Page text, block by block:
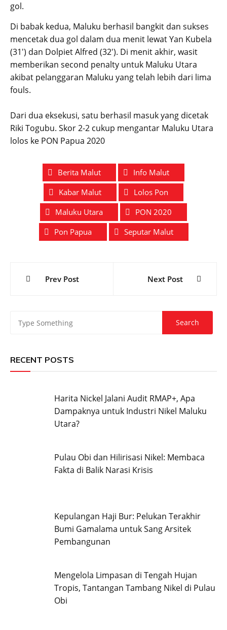
gol.
Di babak kedua, Maluku berhasil bangkit dan sukses
mencetak dua gol dalam dua menit lewat Yan Kubela
(31′) dan Dolpiet Alfred (32′). Di menit akhir, wasit
memberikan second penalty untuk Maluku Utara
akibat pelanggaran Maluku yang telah lebih dari lima
fouls.
Dari dua eksekusi, satu berhasil masuk yang dicetak
Riki Togubu. Skor 2-2 cukup mengantar Maluku Utara
lolos ke PON Papua 2020
Berita Malut
Info Malut
Kabar Malut
Lolos Pon
Maluku Utara
PON 2020
Pon Papua
Seputar Malut
navigation
Prev Post Next Post
RECENT POSTS
Harita Nickel Jalani Audit RMAP+, Apa
Dampaknya untuk Industri Nikel Maluku
Utara?
Pulau Obi dan Hilirisasi Nikel: Membaca
Fakta di Balik Narasi Krisis
Kepulangan Haji Bur: Pelukan Terakhir
Bumi Gamalama untuk Sang Arsitek
Pembangunan
Mengelola Limpasan di Tengah Hujan
Tropis, Tantangan Tambang Nikel di Pulau
Obi